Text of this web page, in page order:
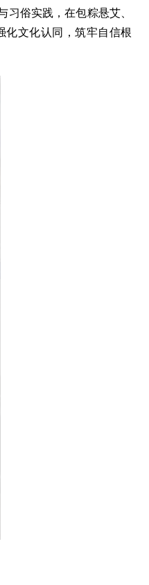
俗实践，在包粽悬艾、
化文化认同，筑牢自信根